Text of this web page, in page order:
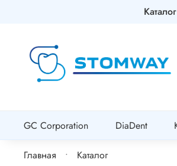
Каталог
GC Corporation DiaDent
Главная Каталог